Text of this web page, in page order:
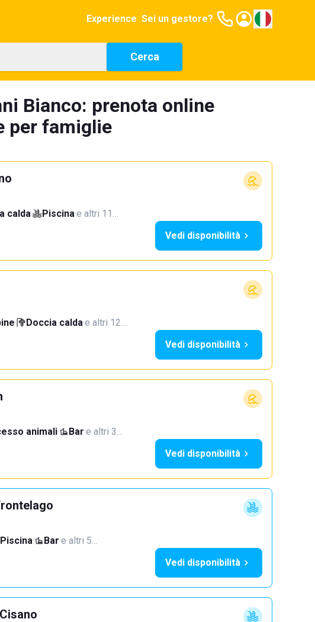
Experience Sei un gestore?
Cerca
Bianco: prenota online
per famiglie
calda· Piscina·e altri 11…
Vedi disponibilità
· Doccia calda·e altri 12…
Vedi disponibilità
animali· Bar·e altri 3…
Vedi disponibilità
Piscina· Bar·e altri 5…
Vedi disponibilità